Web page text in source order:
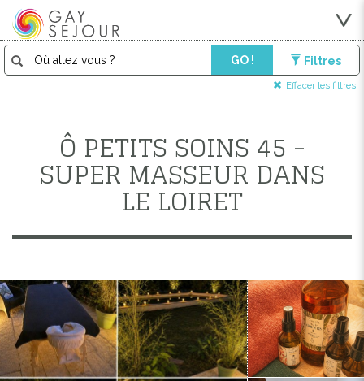
GO ! Filtres
Effacer les filtres
Ô PETITS SOINS 45 -
SUPER MASSEUR DANS
LE LOIRET